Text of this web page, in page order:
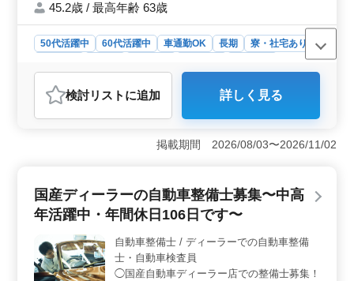
45.2歳 / 最高年齢 63歳
50代活躍中 60代活躍中 車通勤OK 長期
寮・社宅あり
おすすめポイント
＜魅力ポイント＞ 和歌山県での土木施工管理技士のポ
ジションです。和歌山市～有田郡市のプラント工事現場
を担当し、品質管理や工程管理、現場施工管理を行いま
す。中高年層が活躍する環境で、豊富な経験を活かせま
災・健康・厚生などの福利厚生が整っています。また、
宿舎が完備されており、入居住宅の提供もありま
す。 ＜勤務条件＞ 第2土曜日、日、祝日、夏季休
業、年末年始などの休日が設定されており、働きやすい
環境が整っています。また、月平均10時間の残業があ
り、バランスの取れた働き方が可能です。
検討リスト に追加 詳しく見る
掲載期間 2026/08/03〜2026/11/02
国産ディーラーの自動車整備士募集〜中高
年活躍中・年間休日106日です〜
自動車整備士 / ディーラーでの自動車整備
士・自動車検査員
◯国産自動車ディーラー店での整備士募集！